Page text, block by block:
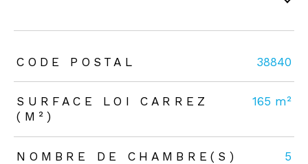
TRAD_ZEPHYR_Caracteristique TRAD_ZEPHYR_Valeurs
CODE POSTAL 38840
SURFACE LOI CARREZ
(M²)
165 m²
NOMBRE DE CHAMBRE(S) 5